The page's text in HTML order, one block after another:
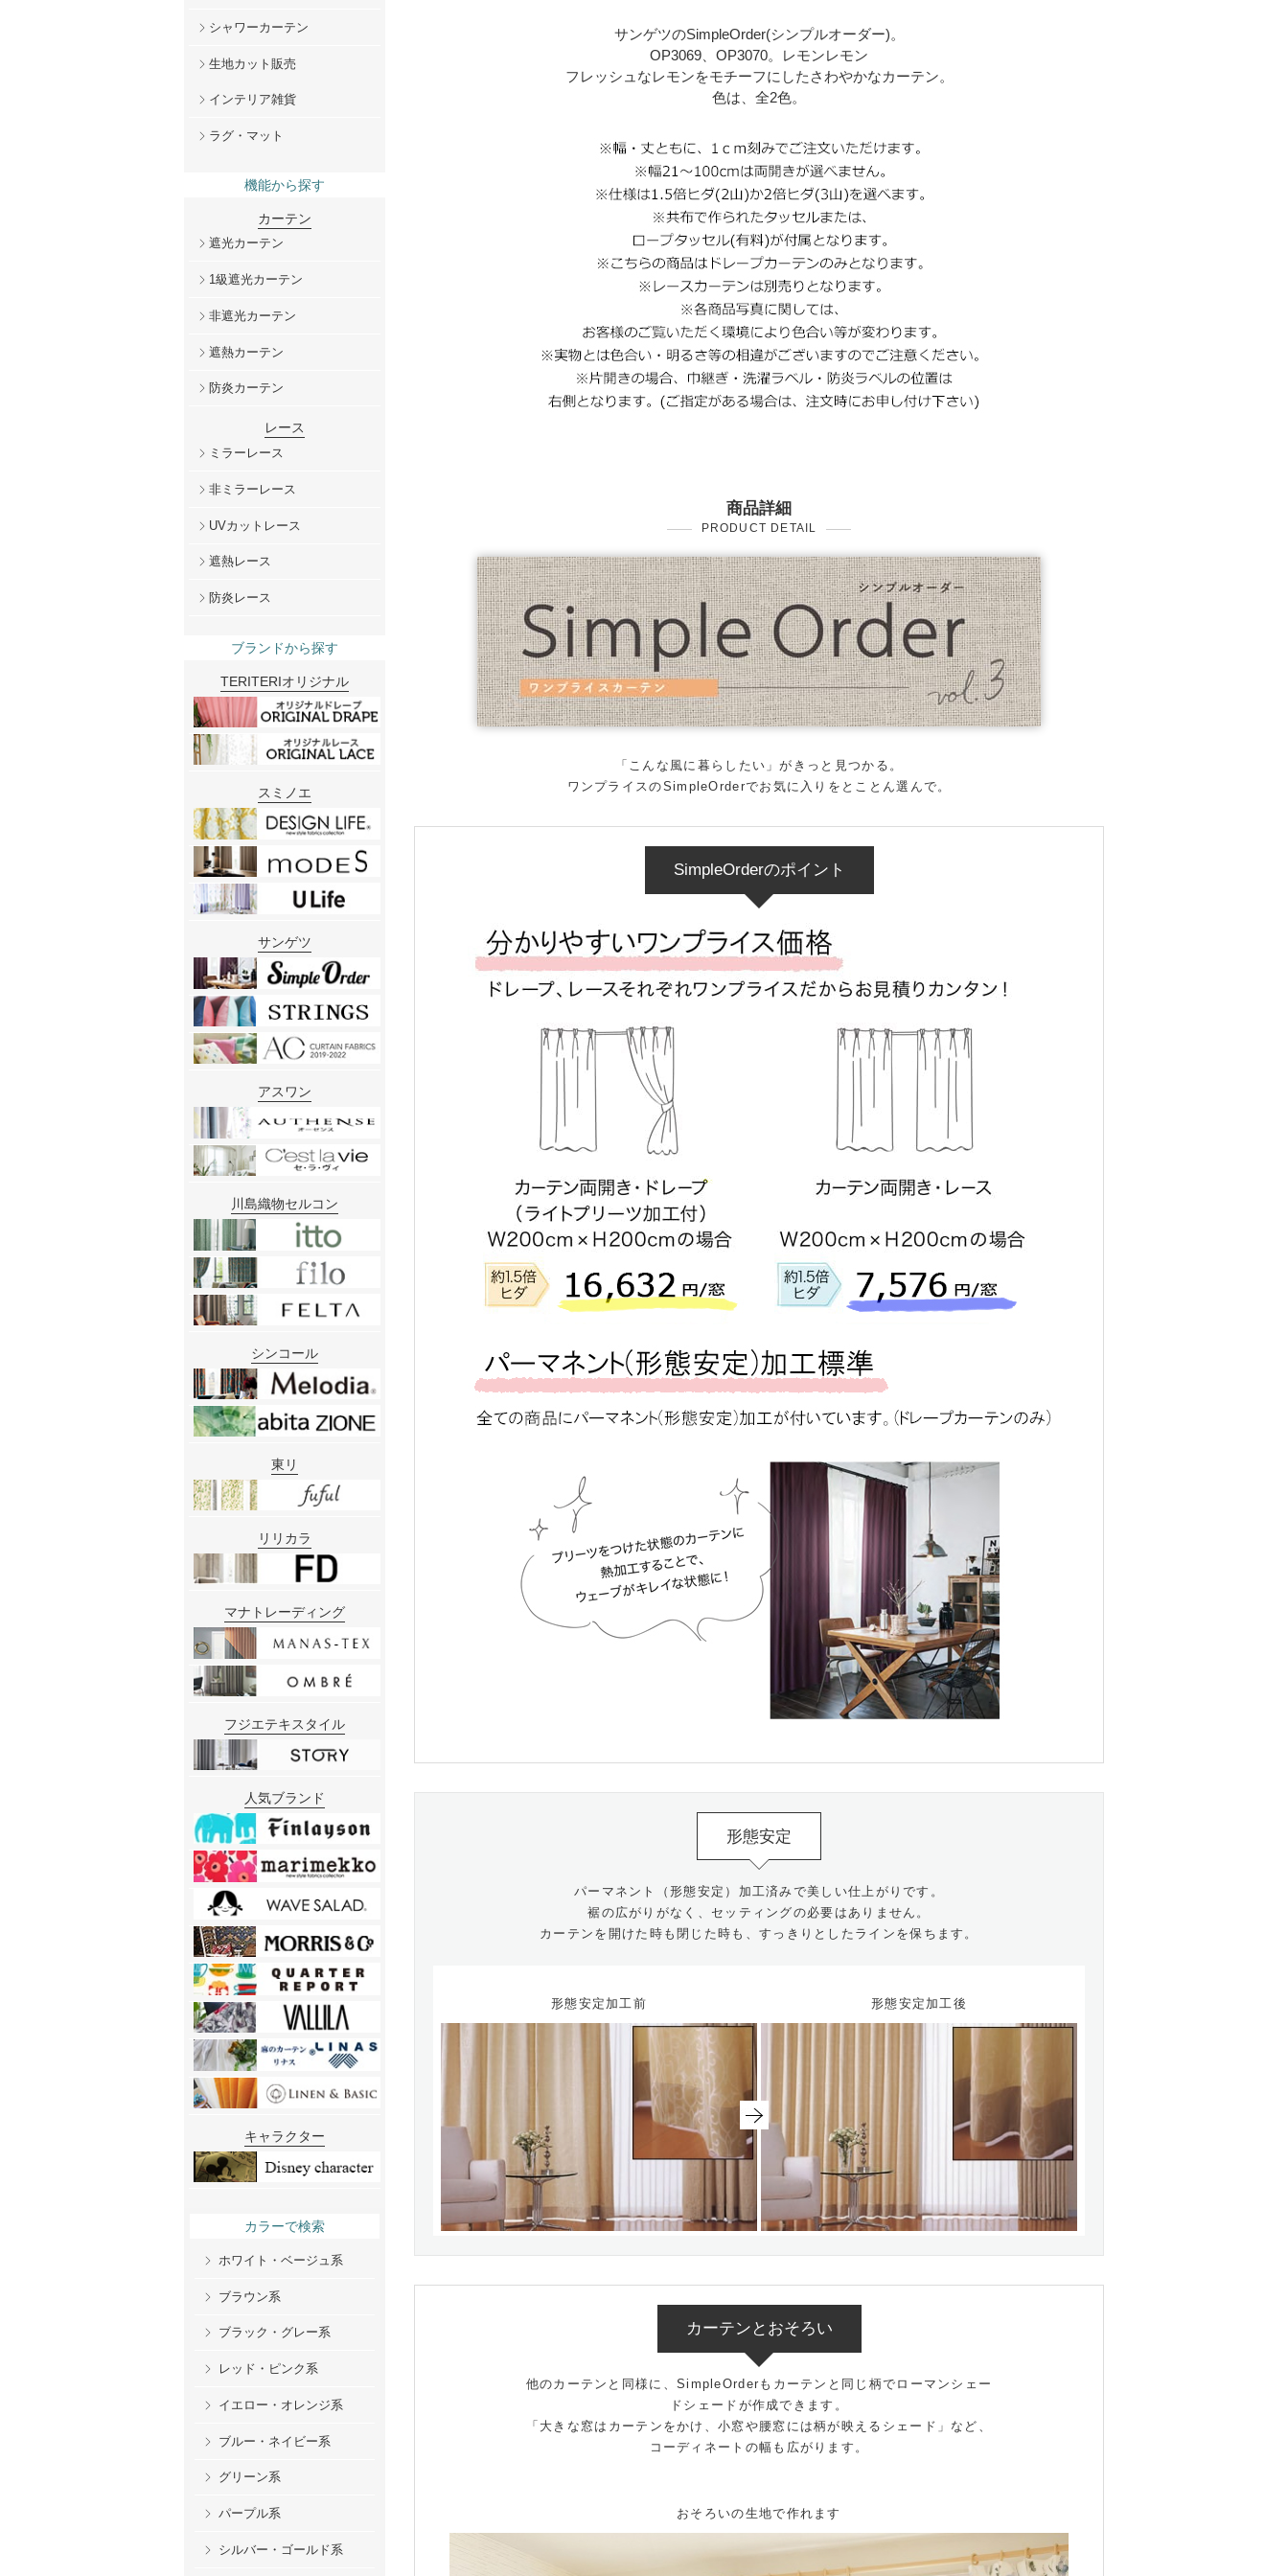
サンゲツのSimpleOrder(シンプルオーダー)。
OP3069、OP3070。レモンレモン
フレッシュなレモンをモチーフにしたさわやかなカーテン。
色は、全2色。
商品詳細
PRODUCT DETAIL
「こんな風に暮らしたい」がきっと見つかる。
ワンプライスのSimpleOrderでお気に入りをとことん選んで。
SimpleOrderのポイント
形態安定
パーマネント（形態安定）加工済みで美しい仕上がりです。
裾の広がりがなく、セッティングの必要はありません。
カーテンを開けた時も閉じた時も、すっきりとしたラインを保ちます。
形態安定加工前 形態安定加工後
カーテンとおそろい
他のカーテンと同様に、SimpleOrderもカーテンと同じ柄でローマンシェー
ドシェードが作成できます。
「大きな窓はカーテンをかけ、小窓や腰窓には柄が映えるシェード」など、
コーディネートの幅も広がります。
おそろいの生地で作れます
シャワーカーテン
生地カット販売
インテリア雑貨
ラグ・マット
機能から探す
カーテン
遮光カーテン
1級遮光カーテン
非遮光カーテン
遮熱カーテン
防炎カーテン
レース
ミラーレース
非ミラーレース
UVカットレース
遮熱レース
防炎レース
ブランドから探す
TERITERIオリジナル
スミノエ
サンゲツ
アスワン
川島織物セルコン
シンコール
東リ
リリカラ
マナトレーディング
フジエテキスタイル
人気ブランド
キャラクター
カラーで検索
ホワイト・ベージュ系
ブラウン系
ブラック・グレー系
レッド・ピンク系
イエロー・オレンジ系
ブルー・ネイビー系
グリーン系
パープル系
シルバー・ゴールド系